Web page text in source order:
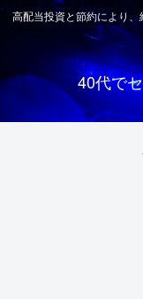
高配当投資と節約により
40代で